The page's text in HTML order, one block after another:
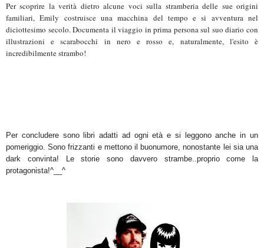
Per scoprire la verità dietro alcune voci sulla stramberia delle sue origini
familiari, Emily costruisce una macchina del tempo e si avventura nel
diciottesimo secolo. Documenta il viaggio in prima persona sul suo diario con
illustrazioni e scarabocchi in nero e rosso e, naturalmente, l'esito è
incredibilmente strambo!
Per concludere sono libri adatti ad ogni età e si leggono anche in un
pomeriggio. Sono frizzanti e mettono il buonumore, nonostante lei sia una
dark convinta! Le storie sono davvero strambe..proprio come la
protagonista!^__^